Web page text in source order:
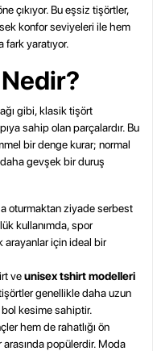
çıkıyor. Bu eşsiz tişörtler,
konfor seviyeleri ile hem
yaratıyor.
gibi, klasik tişört
sahip olan parçalardır. Bu
bir denge kurar; normal
daha gevşek bir duruş
oturmaktan ziyade serbest
kullanımda, spor
arayanlar için ideal bir
veunisex tshirt modelleri
tişörtler genellikle daha uzun
bol kesime sahiptir.
hem de rahatlığı ön
arasında popülerdir. Moda